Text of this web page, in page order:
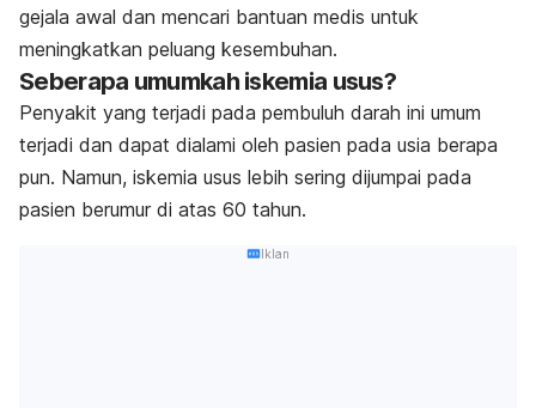
gejala awal dan mencari bantuan medis untuk
meningkatkan peluang kesembuhan.
Seberapa umumkah iskemia usus?
Penyakit yang terjadi pada pembuluh darah ini umum
terjadi dan dapat dialami oleh pasien pada usia berapa
pun. Namun, iskemia usus lebih sering dijumpai pada
pasien berumur di atas 60 tahun.
Iklan